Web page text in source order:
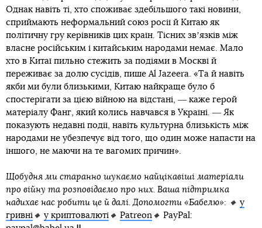
Однак навіть ті, хто споживає здебільшого такі новини,
сприймають неформальний союз росії й Китаю як
політичну гру керівників цих країн. Тісних звʼязків між
власне російським і китайським народами немає. Мало
хто в Китаї пильно стежить за подіями в Москві й
переживає за долю сусідів, пише Al Jazeera. «Та й навіть
якби ми були близькими, Китаю найкраще було б
спостерігати за цією війною на відстані, ― каже герой
матеріалу Фанг, який колись навчався в Україні. ― Як
показують недавні події, навіть культурна близькість між
народами не убезпечує від того, що один може напасти на
іншого, не маючи на те вагомих причин».
Щобудня ми старанно шукаємо найцікавіші матеріали
про війну та розповідаємо про них. Ваша підтримка
надихає нас робити це й далі. Допомогти «Бабелю»: 🔸 у
гривні 🔸 у криптовалюті 🔸 Patreon 🔸 PayPal: